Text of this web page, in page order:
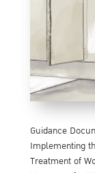
Guidance
Implementing
Treatment of